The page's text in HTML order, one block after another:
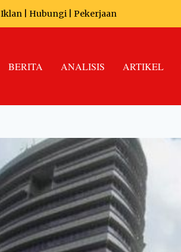
Iklan Hubungi Pekerjaan
BERITA ANALISIS ARTIKEL